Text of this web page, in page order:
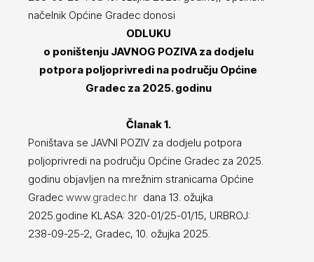
načelnik Općine Gradec donosi
ODLUKU
o poništenju JAVNOG POZIVA za dodjelu
potpora poljoprivredi na području Općine
Gradec za 2025. godinu
Članak 1.
Poništava se JAVNI POZIV za dodjelu potpora
poljoprivredi na području Općine Gradec za 2025.
godinu objavljen na mrežnim stranicama Općine
Gradec www.gradec.hr dana 13. ožujka
2025.godine KLASA: 320-01/25-01/15, URBROJ:
238-09-25-2, Gradec, 10. ožujka 2025.